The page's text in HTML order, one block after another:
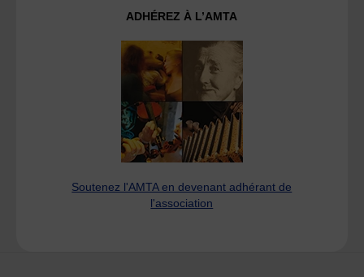
ADHÉREZ À L’AMTA
Soutenez l'AMTA en devenant adhérant de
l'association